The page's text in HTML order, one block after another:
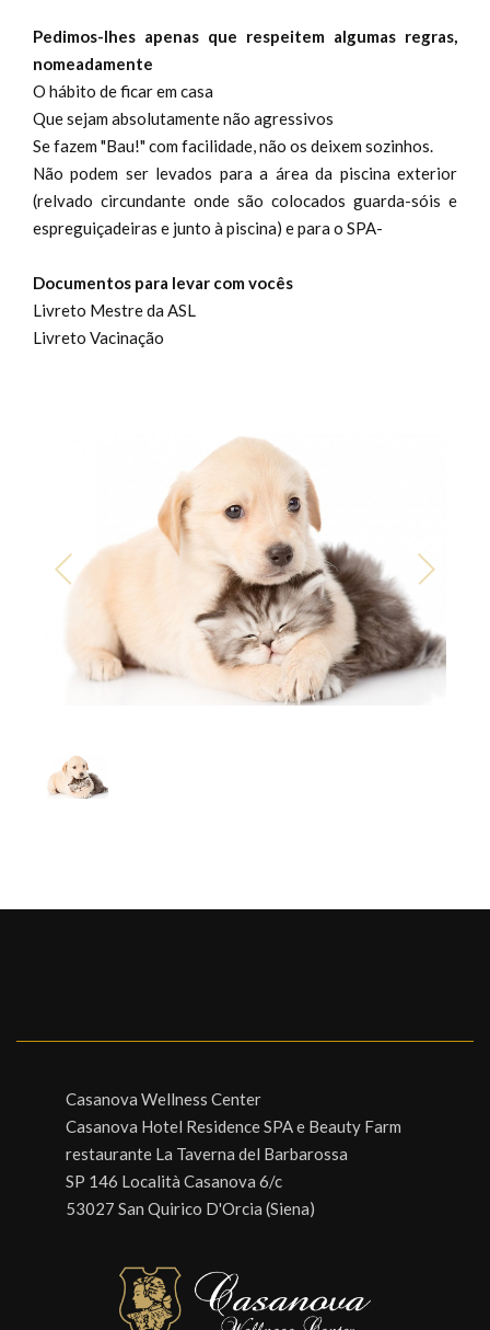
Pedimos-lhes apenas que respeitem algumas regras,
nomeadamente
O hábito de ficar em casa
Que sejam absolutamente não agressivos
Se fazem "Bau!" com facilidade, não os deixem sozinhos.
Não podem ser levados para a área da piscina exterior
(relvado circundante onde são colocados guarda-sóis e
espreguiçadeiras e junto à piscina) e para o SPA-
Documentos para levar com vocês
Livreto Mestre da ASL
Livreto Vacinação
Casanova Wellness Center
Casanova Hotel Residence SPA e Beauty Farm
restaurante La Taverna del Barbarossa
SP 146 Località Casanova 6/c
53027 San Quirico D'Orcia (Siena)